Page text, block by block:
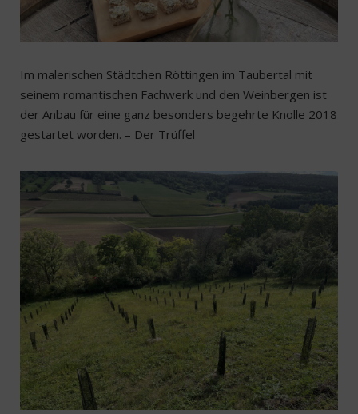
Im malerischen Städtchen Röttingen im Taubertal mit
seinem romantischen Fachwerk und den Weinbergen ist
der Anbau für eine ganz besonders begehrte Knolle 2018
gestartet worden. – Der Trüffel